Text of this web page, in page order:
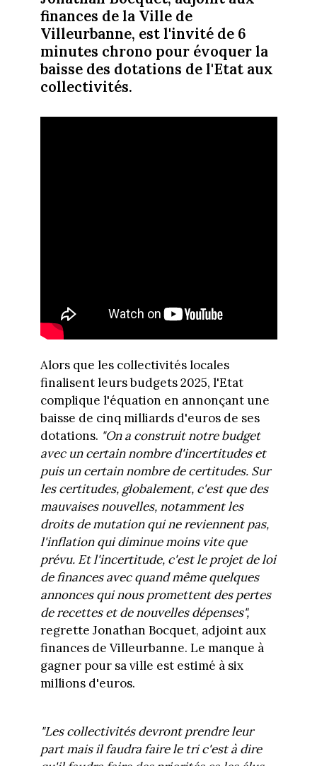
finances de la Ville de
Villeurbanne, est l'invité de 6
minutes chrono pour évoquer la
baisse des dotations de l'Etat aux
collectivités.
Alors que les collectivités locales
finalisent leurs budgets 2025, l'Etat
complique l'équation en annonçant une
baisse de cinq milliards d'euros de ses
dotations. "On a construit notre budget
avec un certain nombre d'incertitudes et
puis un certain nombre de certitudes. Sur
les certitudes, globalement, c'est que des
mauvaises nouvelles, notamment les
droits de mutation qui ne reviennent pas,
l'inflation qui diminue moins vite que
prévu. Et l'incertitude, c'est le projet de loi
de finances avec quand même quelques
annonces qui nous promettent des pertes
de recettes et de nouvelles dépenses",
regrette Jonathan Bocquet, adjoint aux
finances de Villeurbanne. Le manque à
gagner pour sa ville est estimé à six
millions d'euros.
"Les collectivités devront prendre leur
part mais il faudra faire le tri c'est à dire